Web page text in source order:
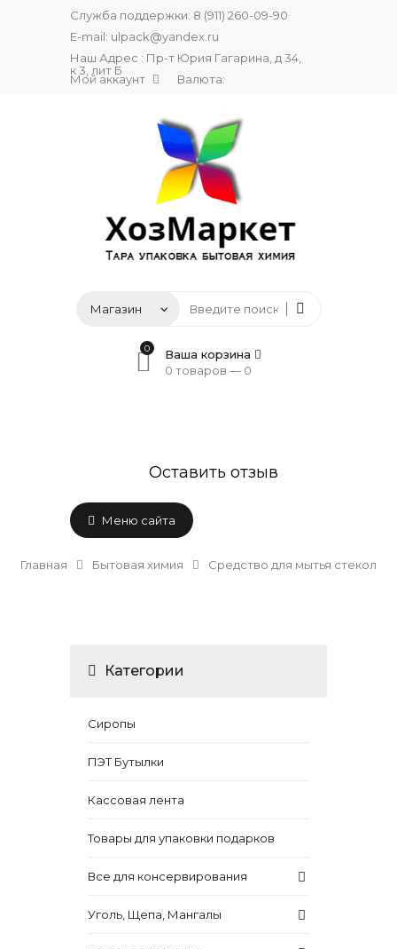
Служба поддержки: 8 (911) 260-09-90
E-mail: ulpack@yandex.ru
Наш Адрес : Пр-т Юрия Гагарина, д 34,
к 3, лит Б
Мой аккаунт Валюта:
0
Ваша корзина
0 товаров — 0
Оставить отзыв
Меню сайта
Главная Бытовая химия Средство для мытья стекол
Категории
Сиропы
ПЭТ Бутылки
Кассовая лента
Товары для упаковки подарков
Все для консервирования
Уголь, Щепа, Мангалы